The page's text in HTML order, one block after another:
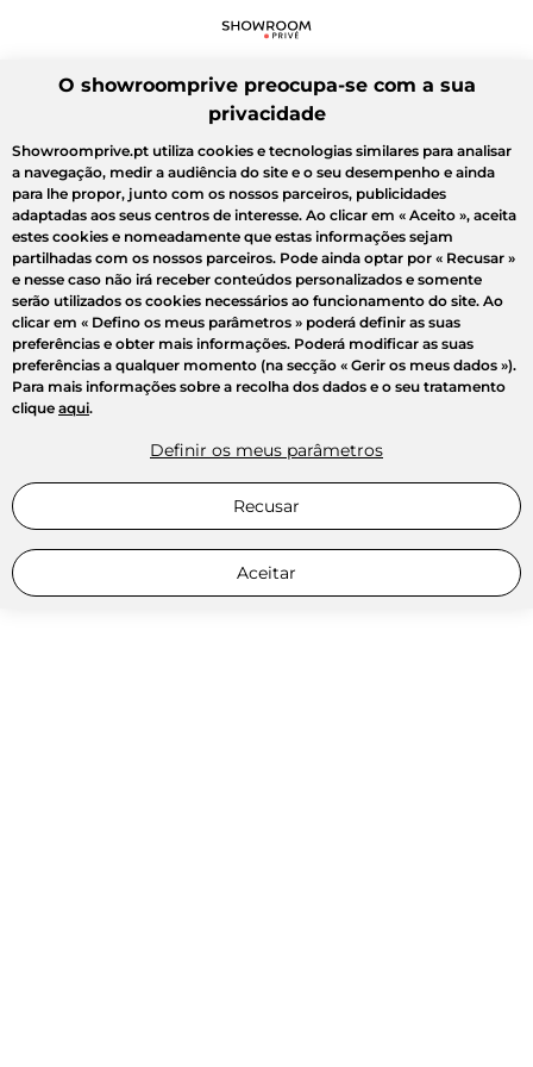
O showroomprive preocupa-se com a sua
privacidade
Showroomprive.pt utiliza cookies e tecnologias similares para analisar
a navegação, medir a audiência do site e o seu desempenho e ainda
para lhe propor, junto com os nossos parceiros, publicidades
adaptadas aos seus centros de interesse. Ao clicar em « Aceito », aceita
estes cookies e nomeadamente que estas informações sejam
partilhadas com os nossos parceiros. Pode ainda optar por « Recusar »
e nesse caso não irá receber conteúdos personalizados e somente
serão utilizados os cookies necessários ao funcionamento do site. Ao
clicar em « Defino os meus parâmetros » poderá definir as suas
preferências e obter mais informações. Poderá modificar as suas
preferências a qualquer momento (na secção « Gerir os meus dados »).
Para mais informações sobre a recolha dos dados e o seu tratamento
clique aqui.
Definir os meus parâmetros
Recusar
Aceitar